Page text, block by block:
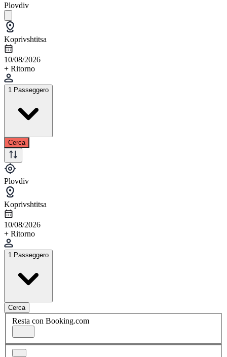
Plovdiv
Koprivshtitsa
10/08/2026
+ Ritorno
1 Passeggero
Cerca
Plovdiv
Koprivshtitsa
10/08/2026
+ Ritorno
1 Passeggero
Cerca
Resta con Booking.com